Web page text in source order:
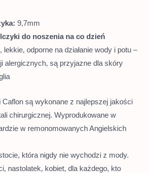
9,7mm
do noszenia na co dzień
lekkie, odporne na działanie wody i potu –
alergicznych, są przyjazne dla skóry
są wykonane z najlepszej jakości
chirurgicznej. Wyprodukowane w
w remonomowanych Angielskich
która nigdy nie wychodzi z mody.
nastolatek, kobiet, dla każdego, kto